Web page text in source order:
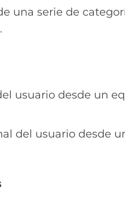
una serie de
usuario desde un
del usuario desde